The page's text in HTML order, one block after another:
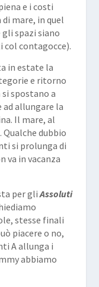
e i costi
mare, in quel
spazi siano
contagocce).
in estate la
e ritorno
si spostano a
ad allungare la
Il mare, al
dubbio
si prolunga di
va in vacanza
per gliAssoluti
stesse finali
piacere o no,
A allunga i
abbiamo